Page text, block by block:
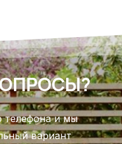
телефона и мы
вариант